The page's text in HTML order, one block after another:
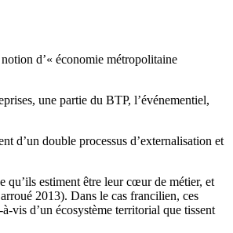
d’« économie métropolitaine
une partie du BTP, l’événementiel,
d’un double processus d’externalisation et
qu’ils estiment être leur cœur de métier, et
2013). Dans le cas francilien, ces
vis d’un écosystème territorial que tissent